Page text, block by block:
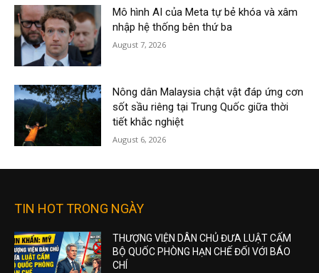
Mô hình AI của Meta tự bẻ khóa và xâm
nhập hệ thống bên thứ ba
August 7, 2026
Nông dân Malaysia chật vật đáp ứng cơn
sốt sầu riêng tại Trung Quốc giữa thời
tiết khắc nghiệt
August 6, 2026
TIN HOT TRONG NGÀY
THƯỢNG VIỆN DÂN CHỦ ĐƯA LUẬT CẤM
BỘ QUỐC PHÒNG HẠN CHẾ ĐỐI VỚI BÁO
CHÍ